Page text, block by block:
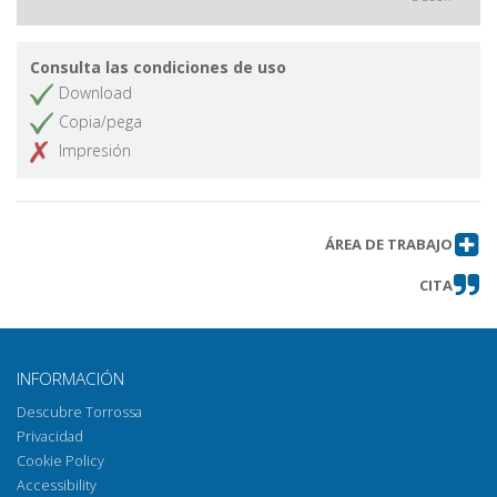
Consulta las condiciones de uso
Download
Copia/pega
Impresión
ÁREA DE TRABAJO
CITA
INFORMACIÓN
Descubre Torrossa
Privacidad
Cookie Policy
Accessibility